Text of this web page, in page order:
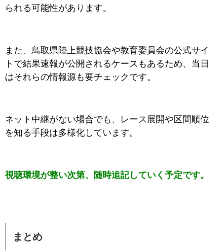
られる可能性があります。
また、鳥取県陸上競技協会や教育委員会の公式サイ
トで結果速報が公開されるケースもあるため、当日
はそれらの情報源も要チェックです。
ネット中継がない場合でも、レース展開や区間順位
を知る手段は多様化しています。
視聴環境が整い次第、随時追記していく予定です。
まとめ